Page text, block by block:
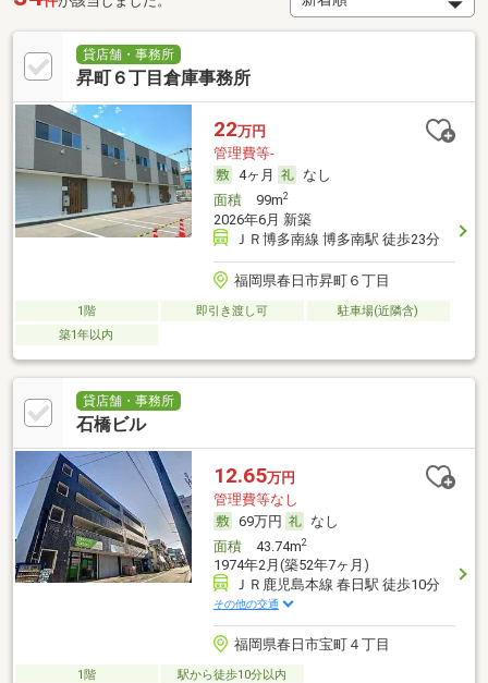
貸店舗・事務所
昇町６丁目倉庫事務所
22万円
管理費等-
4ヶ月
なし
面積99m2
2026年6月 新築
ＪＲ博多南線 博多南駅 徒歩23分
福岡県春日市昇町６丁目
1階 即引き渡し可
駐車場(近隣含)
築1年以内
貸店舗・事務所
石橋ビル
12.65万円
管理費等なし
69万円
なし
面積43.74m2
1974年2月(築52年7ヶ月)
ＪＲ鹿児島本線 春日駅 徒歩10分
その他の交通
福岡県春日市宝町４丁目
1階 駅から徒歩10分以内